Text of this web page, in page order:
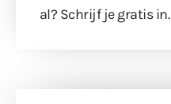
al? Schrijf je gratis in.